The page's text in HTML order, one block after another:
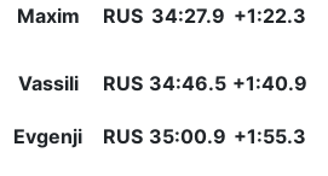
Maxim RUS 34:27.9 +1:22.3
Vassili RUS 34:46.5 +1:40.9
Evgenji RUS 35:00.9 +1:55.3